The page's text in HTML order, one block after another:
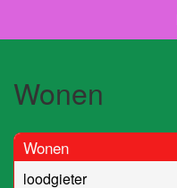
Wonen
Wonen
loodgieter